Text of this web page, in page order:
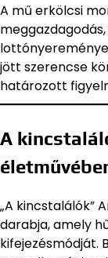
A mű erkölcsi
jött szerencse
határozott
A
„A kincstalálók”
darabja, amely
kifejezésmódját.